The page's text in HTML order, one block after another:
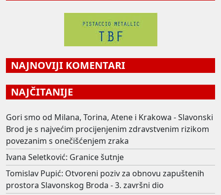
NAJNOVIJI KOMENTARI
NAJČITANIJE
Gori smo od Milana, Torina, Atene i Krakowa - Slavonski
Brod je s najvećim procijenjenim zdravstvenim rizikom
povezanim s onečišćenjem zraka
Ivana Seletković: Granice šutnje
Tomislav Pupić: Otvoreni poziv za obnovu zapuštenih
prostora Slavonskog Broda - 3. završni dio